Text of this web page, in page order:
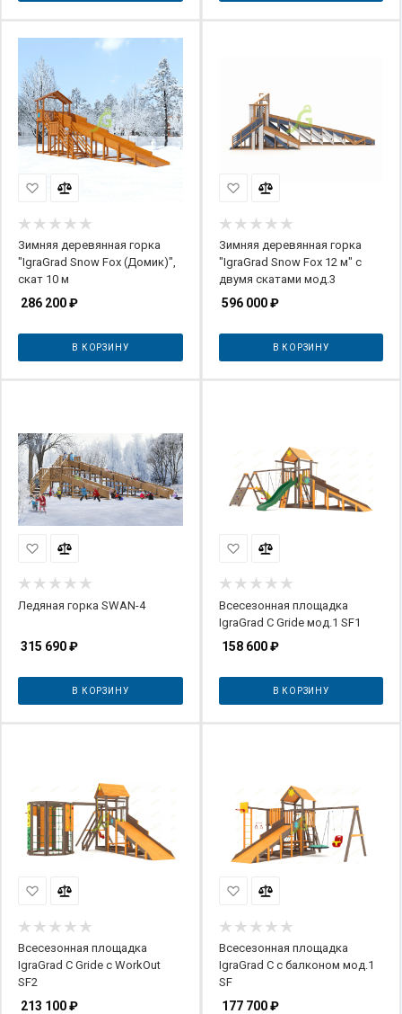
Зимняя деревянная горка
"IgraGrad Snow Fox (Домик)",
скат 10 м
286 200₽
В КОРЗИНУ
Зимняя деревянная горка
"IgraGrad Snow Fox 12 м" с
двумя скатами мод.3
596 000₽
В КОРЗИНУ
Ледяная горка SWAN-4
315 690₽
В КОРЗИНУ
Всесезонная площадка
IgraGrad С Gride мод.1 SF1
158 600₽
В КОРЗИНУ
Всесезонная площадка
IgraGrad С Gride с WorkOut
SF2
213 100₽
Всесезонная площадка
IgraGrad С с балконом мод.1
SF
177 700₽